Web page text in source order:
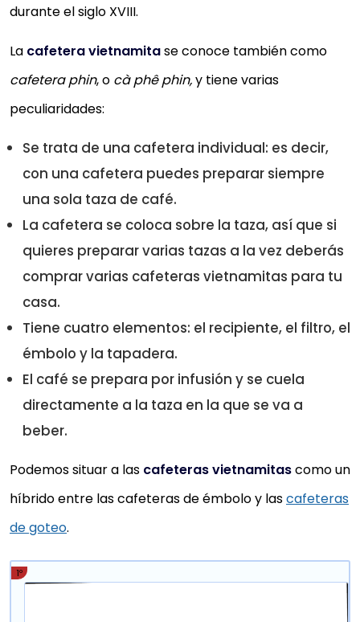
durante el siglo XVIII.
La cafetera vietnamitase conoce también como
cafetera phin, o cà phê phin,y tiene varias
peculiaridades:
Se trata de una cafetera individual: es decir,
con una cafetera puedes preparar siempre
una sola taza de café.
La cafetera se coloca sobre la taza, así que si
quieres preparar varias tazas a la vez deberás
comprar varias cafeteras vietnamitas para tu
casa.
Tiene cuatro elementos: el recipiente, el filtro, el
émbolo y la tapadera.
El café se prepara por infusión y se cuela
directamente a la taza en la que se va a
beber.
Podemos situar a las cafeteras vietnamitascomo un
híbrido entre las cafeteras de émbolo y lascafeteras
de goteo.
1º